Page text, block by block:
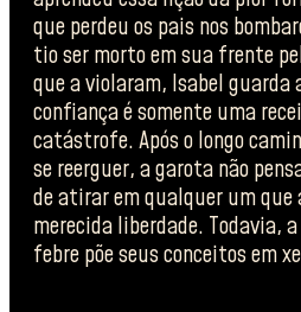
que perdeu os pais nos
tio ser morto em sua frente
que a violaram, Isabel guarda
confiança é somente uma
catástrofe. Após o longo
se reerguer, a garota não
de atirar em qualquer um que
merecida liberdade. Todavia,
febre põe seus conceitos em